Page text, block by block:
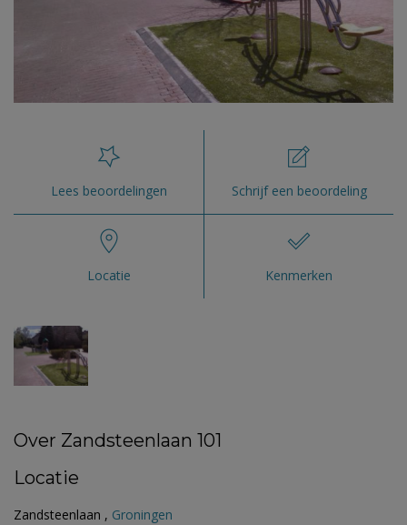
Lees beoordelingen Schrijf een beoordeling
Locatie Kenmerken
Over Zandsteenlaan 101
Locatie
Zandsteenlaan , Groningen